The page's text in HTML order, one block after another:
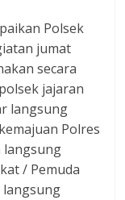
Polsek
jumat
secara
jajaran
langsung
Polres
langsung
/ Pemuda
langsung